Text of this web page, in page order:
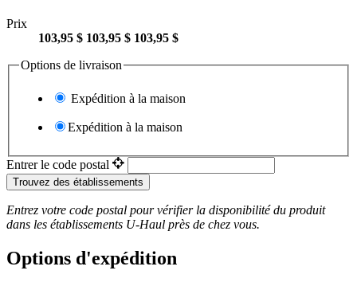
Prix
103,95 $ 103,95 $ 103,95 $
Options de livraison
Expédition à la maison
Expédition à la maison
Entrer le code postal
Trouvez des établissements
Entrez votre code postal pour vérifier la disponibilité du produit
dans les établissements U-Haul près de chez vous.
Options d'expédition